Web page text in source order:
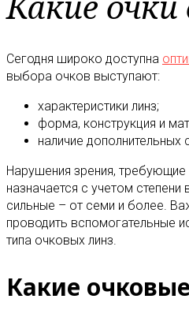
Сегодня широко доступна
выбора очков выступают:
характеристики линз;
форма, конструкция и
наличие дополнительных
Нарушения зрения,
назначается с учетом
сильные – от семи и более.
проводить вспомогательные
типа очковых линз.
Какие